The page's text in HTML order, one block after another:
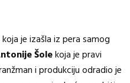
je izašla iz pera samog
Šolekoja je pravi
i produkciju odradio je